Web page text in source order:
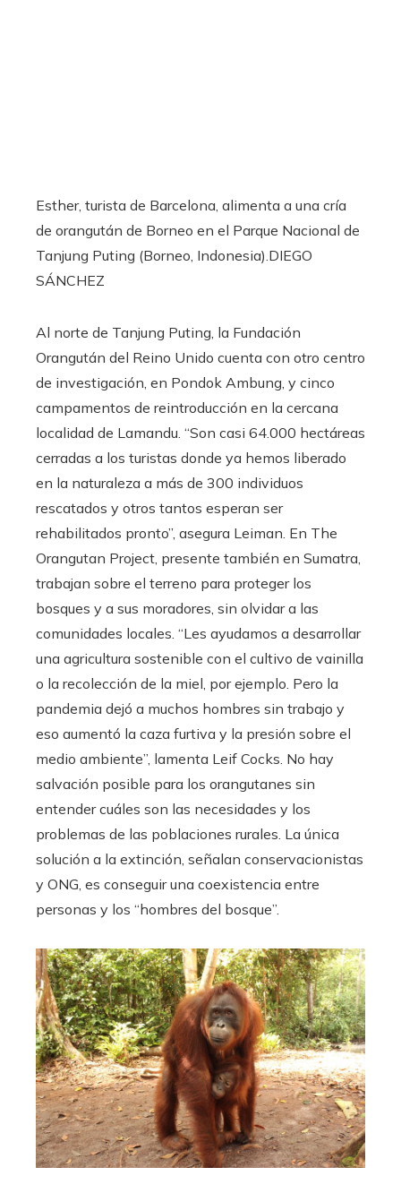
Esther, turista de Barcelona, alimenta a una cría
de orangután de Borneo en el Parque Nacional de
Tanjung Puting (Borneo, Indonesia). DIEGO
SÁNCHEZ
Al norte de Tanjung Puting, la Fundación
Orangután del Reino Unido cuenta con otro centro
de investigación, en Pondok Ambung, y cinco
campamentos de reintroducción en la cercana
localidad de Lamandu. “Son casi 64.000 hectáreas
cerradas a los turistas donde ya hemos liberado
en la naturaleza a más de 300 individuos
rescatados y otros tantos esperan ser
rehabilitados pronto”, asegura Leiman. En The
Orangutan Project, presente también en Sumatra,
trabajan sobre el terreno para proteger los
bosques y a sus moradores, sin olvidar a las
comunidades locales. “Les ayudamos a desarrollar
una agricultura sostenible con el cultivo de vainilla
o la recolección de la miel, por ejemplo. Pero la
pandemia dejó a muchos hombres sin trabajo y
eso aumentó la caza furtiva y la presión sobre el
medio ambiente”, lamenta Leif Cocks. No hay
salvación posible para los orangutanes sin
entender cuáles son las necesidades y los
problemas de las poblaciones rurales. La única
solución a la extinción, señalan conservacionistas
y ONG, es conseguir una coexistencia entre
personas y los “hombres del bosque”.